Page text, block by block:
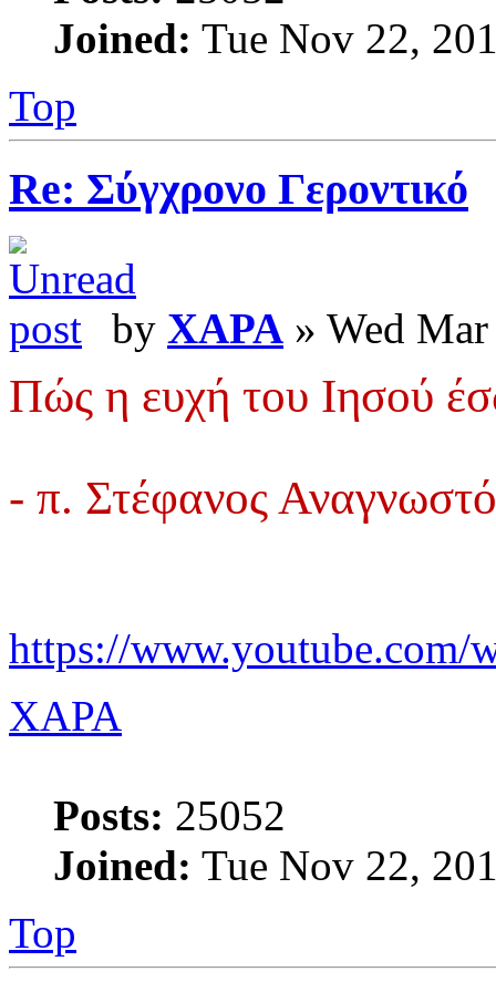
Joined: Tue Nov 22,
Top
Re: Σύγχρονο Γεροντικό
by XAPA » Wed
Πώς η ευχή του Ιησού
- π. Στέφανος
https://www.youtube.com/
XAPA
Posts: 25052
Joined: Tue Nov 22,
Top